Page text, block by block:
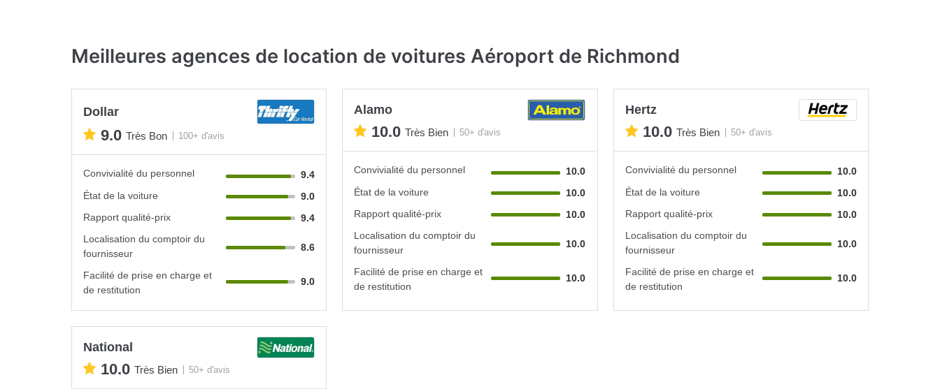
Meilleures agences de location de voitures Aéroport de Richmond
Dollar
9.0 Très Bon 100+ d'avis
Convivialité du personnel
9.4
État de la voiture
9.0
Rapport qualité-prix
9.4
Localisation du comptoir du
fournisseur
8.6
Facilité de prise en charge et
de restitution
9.0
Alamo
10.0 Très Bien 50+ d'avis
Convivialité du personnel
10.0
État de la voiture
10.0
Rapport qualité-prix
10.0
Localisation du comptoir du
fournisseur
10.0
Facilité de prise en charge et
de restitution
10.0
Hertz
10.0 Très Bien 50+ d'avis
Convivialité du personnel
10.0
État de la voiture
10.0
Rapport qualité-prix
10.0
Localisation du comptoir du
fournisseur
10.0
Facilité de prise en charge et
de restitution
10.0
National
10.0 Très Bien 50+ d'avis